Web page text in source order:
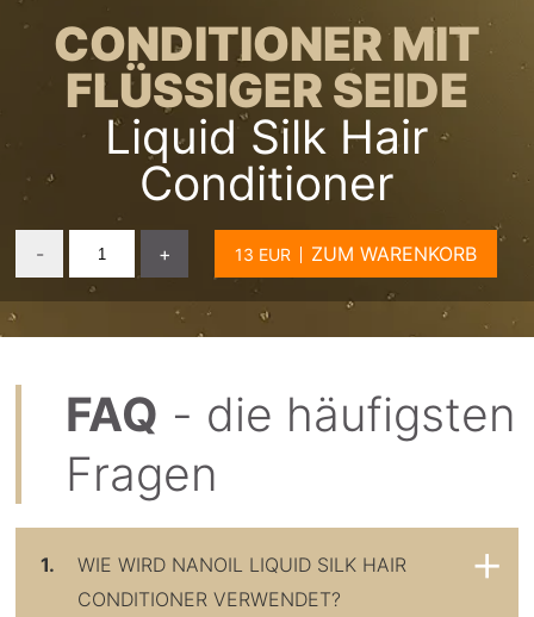
CONDITIONER MIT
FLÜSSIGER SEIDE
Liquid Silk Hair
Conditioner
- + ZUM WARENKORB
FAQ - die häufigsten
Fragen
1.
WIE WIRD NANOIL LIQUID SILK HAIR
CONDITIONER VERWENDET?